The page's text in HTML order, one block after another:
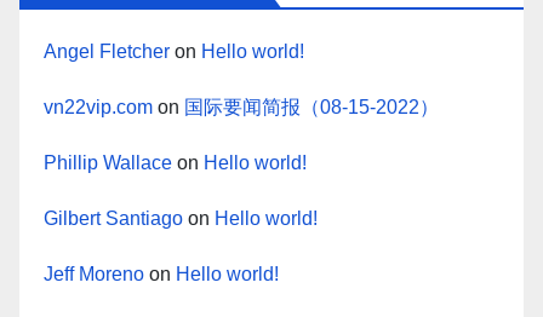
Angel Fletcher on Hello world!
vn22vip.com on 国际要闻简报（08-15-2022）
Phillip Wallace on Hello world!
Gilbert Santiago on Hello world!
Jeff Moreno on Hello world!